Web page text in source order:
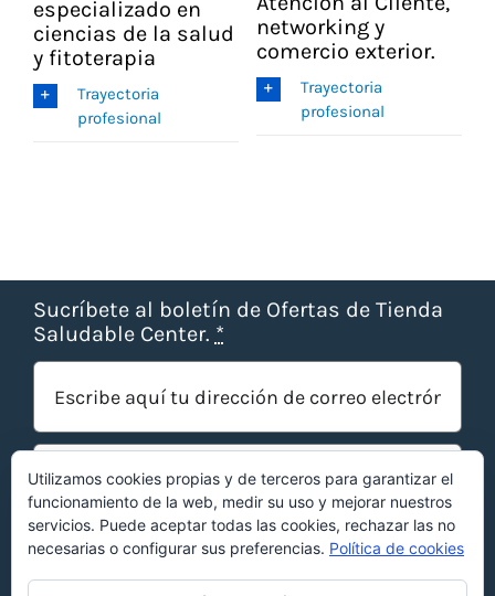
especializado en
ciencias de la salud
y fitoterapia
Trayectoria
profesional
networking y
comercio exterior.
Trayectoria
profesional
Sucríbete al boletín de Ofertas de Tienda
Saludable Center. *
¡OBTENER OFERTAS!
Utilizamos cookies propias y de terceros para garantizar el
funcionamiento de la web, medir su uso y mejorar nuestros
servicios. Puede aceptar todas las cookies, rechazar las no
necesarias o configurar sus preferencias. Política de cookies